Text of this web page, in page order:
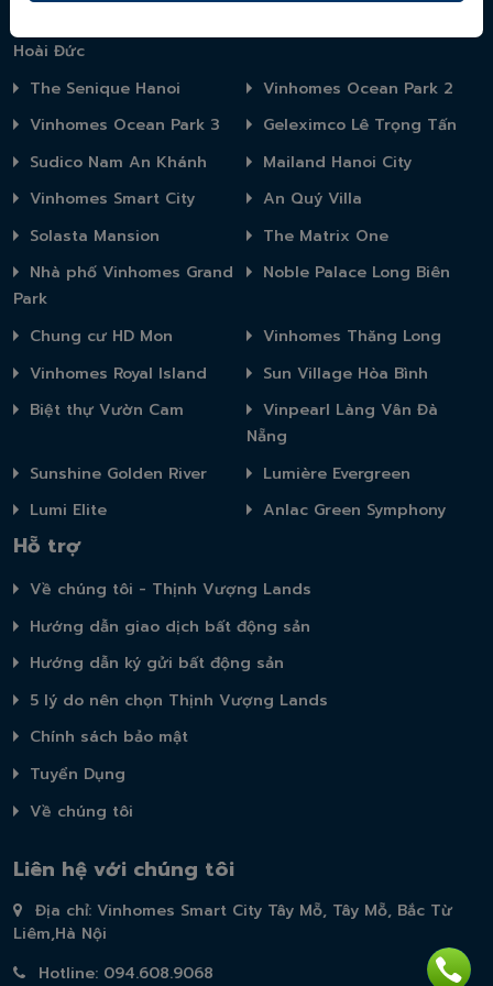
Hoài Đức
The Senique Hanoi
Vinhomes Ocean Park 2
Vinhomes Ocean Park 3
Geleximco Lê Trọng Tấn
Sudico Nam An Khánh
Mailand Hanoi City
Vinhomes Smart City
An Quý Villa
Solasta Mansion
The Matrix One
Nhà phố Vinhomes Grand
Park
Noble Palace Long Biên
Chung cư HD Mon
Vinhomes Thăng Long
Vinhomes Royal Island
Sun Village Hòa Bình
Biệt thự Vườn Cam
Vinpearl Làng Vân Đà
Nẵng
Sunshine Golden River
Lumière Evergreen
Lumi Elite
Anlac Green Symphony
Hỗ trợ
Về chúng tôi - Thịnh Vượng Lands
Hướng dẫn giao dịch bất động sản
Hướng dẫn ký gửi bất động sản
5 lý do nên chọn Thịnh Vượng Lands
Chính sách bảo mật
Tuyển Dụng
Về chúng tôi
Liên hệ với chúng tôi
Địa chỉ: Vinhomes Smart City Tây Mỗ, Tây Mỗ, Bắc Từ
Liêm,Hà Nội
Hotline: 094.608.9068